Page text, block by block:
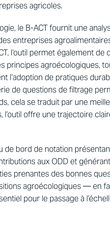
agricoles.
le B-ACT fournit une
entreprises
l’outil permet également de
principes agroécologiques,
l’adoption de pratiques
de questions de filtrage
cela se traduit par une
offre une trajectoire
de bord de notation
aux ODD et
prenantes des bonnes
agroécologiques — en
pour le passage à